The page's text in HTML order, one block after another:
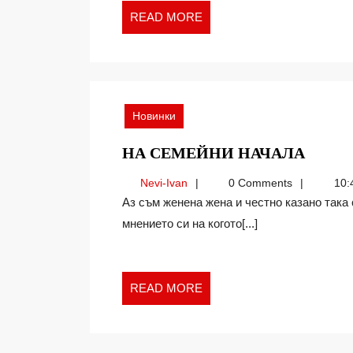
READ MORE
MORE
Новинки
НА СЕМЕЙНИ НАЧАЛА
Nevi-IvanNevi-
Ivan
0 Comments
Аз съм женена жена и честно казано така се чувствам много добре. Не искам да натрапвам
мнението си на когото[...]
READ MORE
MORE